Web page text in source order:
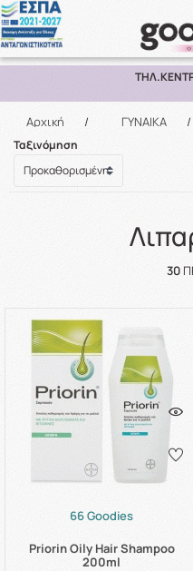
ΠΑΡΑΛΑΒΗ ΑΠΟ ΤΟ
Αρχική / ΓΥΝΑΙΚΑ /
Ταξινόμηση
30
66 Goodies
Priorin Oily Hair Shampoo
200ml